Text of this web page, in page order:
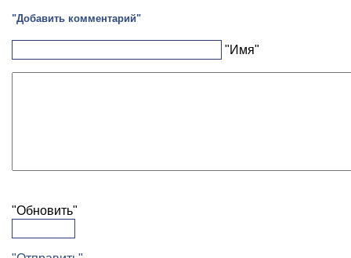
"Добавить комментарий"
"Имя"
"Обновить"